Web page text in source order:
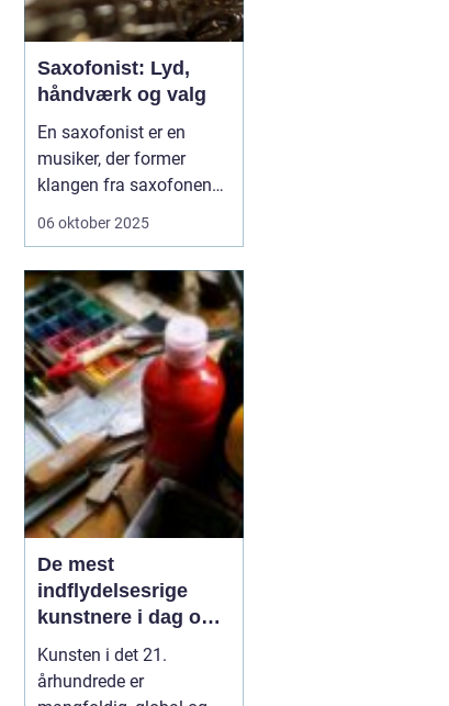
Saxofonist: Lyd,
håndværk og valg
En saxofonist er en
musiker, der former
klangen fra saxofonen
og bruger den i alt fra
spænder fra
improviserende solist til
præcis
ensemblemusiker. En
dygtig udøver mestrer
teknik, t...
06 oktober 2025
De mest
indflydelsesrige
kunstnere i dag og
deres bidrag
Kunsten i det 21.
århundrede er